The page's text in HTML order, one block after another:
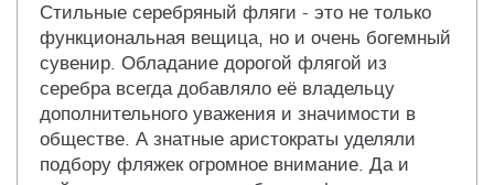
Стильные серебряный фляги - это не только
функциональная вещица, но и очень богемный
сувенир. Обладание дорогой флягой из
серебра всегда добавляло её владельцу
дополнительного уважения и значимости в
обществе. А знатные аристократы уделяли
подбору фляжек огромное внимание. Да и